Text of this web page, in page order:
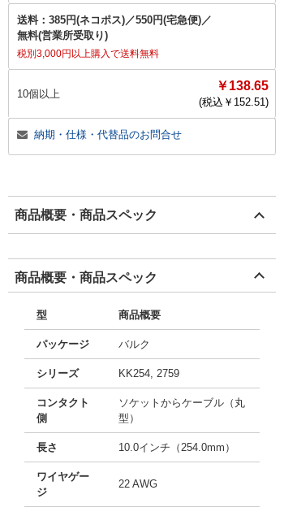
送料： 385円(ネコポス)／550円(宅急便)／
無料(営業所受取り)
税別3,000円以上購入で送料無料
10個以上
￥138.65
(税込￥ 152.51)
納期・仕様・代替品のお問合せ
商品概要・商品スペック
商品概要・商品スペック
型 商品概要
パッケージ バルク
シリーズ KK254, 2759
コンタクト
側
ソケットからケーブル（丸
型）
長さ 10.0インチ（254.0mm）
ワイヤゲー
ジ
22 AWG